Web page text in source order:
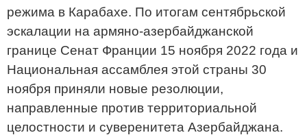
режима в Карабахе. По итогам сентябрьской
эскалации на армяно-азербайджанской
границе Сенат Франции 15 ноября 2022 года и
Национальная ассамблея этой страны 30
ноября приняли новые резолюции,
направленные против территориальной
целостности и суверенитета Азербайджана.